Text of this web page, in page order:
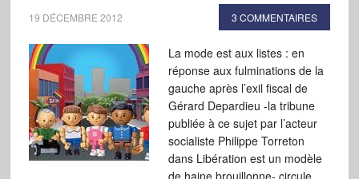
19 DÉCEMBRE 2012 3 COMMENTAIRES
La mode est aux listes : en
réponse aux fulminations de la
gauche après l’exil fiscal de
Gérard Depardieu -la tribune
publiée à ce sujet par l’acteur
socialiste Philippe Torreton
dans Libération est un modèle
de haine brouillonne- circule